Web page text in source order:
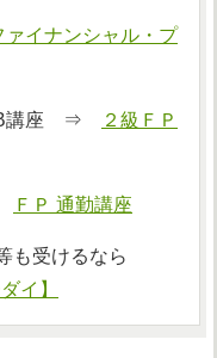
ァイナンシャル・プ
講座 ⇒
２級ＦＰ
ＦＰ 通勤講座
も受けるなら
イ】